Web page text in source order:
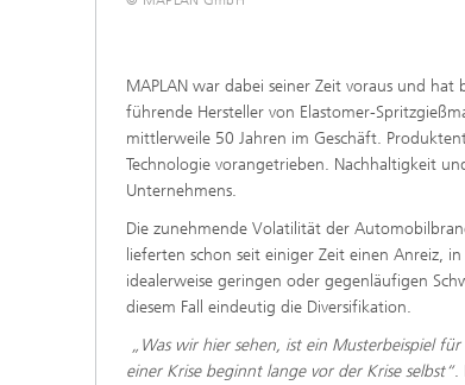
MAPLAN war dabei seiner Zeit voraus und
führende Hersteller von Elastomer-
mittlerweile 50 Jahren im Geschäft.
Technologie vorangetrieben. Nachhaltigkeit
Unternehmens.
Die zunehmende Volatilität der
lieferten schon seit einiger Zeit einen Anreiz,
idealerweise geringen oder gegenläufigen
diesem Fall eindeutig die Diversifikation.
„Was wir hier sehen, ist ein Musterbeispiel
einer Krise beginnt lange vor der Krise selbst“.